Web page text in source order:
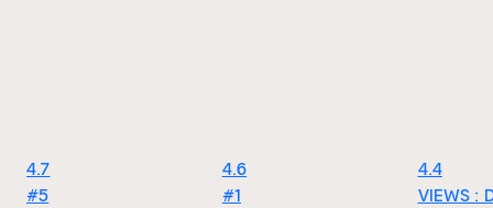
4.7
#5
4.6
#1
4.4
VIEWS :